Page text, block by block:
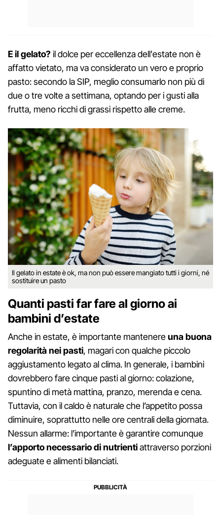
E il gelato? il dolce per eccellenza dell'estate non è
affatto vietato, ma va considerato un vero e proprio
pasto: secondo la SIP, meglio consumarlo non più di
due o tre volte a settimana, optando per i gusti alla
frutta, meno ricchi di grassi rispetto alle creme.
Il gelato in estate è ok, ma non può essere mangiato tutti i giorni, né
sostituire un pasto
Quanti pasti far fare al giorno ai
bambini d’estate
Anche in estate, è importante mantenereuna buona
regolarità nei pasti, magari con qualche piccolo
aggiustamento legato al clima. In generale, i bambini
dovrebbero fare cinque pasti al giorno: colazione,
spuntino di metà mattina, pranzo, merenda e cena.
Tuttavia, con il caldo è naturale che l’appetito possa
diminuire, soprattutto nelle ore centrali della giornata.
Nessun allarme: l’importante è garantire comunque
l’apporto necessario di nutrientiattraverso porzioni
adeguate e alimenti bilanciati.